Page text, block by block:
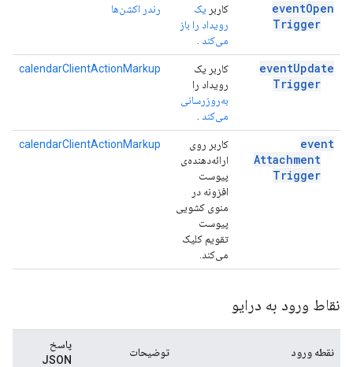
eventOpen
Trigger
کاربر یک
رویداد را باز
می‌کند
رندر اکشن‌ها
eventUpdate
Trigger
کاربر یک
رویداد را
به‌روزرسانی
می‌کند
calendarClientActionMarkup
event
Attachment
Trigger
کاربر روی
ارائه‌دهنده‌ی
پیوست
افزونه در
منوی کشویی
پیوست
تقویم کلیک
می‌کند.
calendarClientActionMarkup
نقاط ورود به درایو
نقطه ورود توضیحات
پاسخ
JSON